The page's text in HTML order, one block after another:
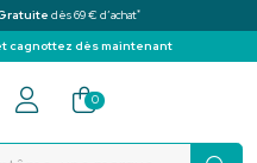
dès 69 € d’achat*
cagnottez dès maintenant
des Rochettes Votre
0